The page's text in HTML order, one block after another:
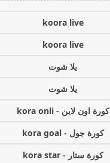
koora live
koora live
يلا شوت
يلا شوت
كورة اون لاين - kora onli
كورة جول - kora goal
كورة ستار - kora star